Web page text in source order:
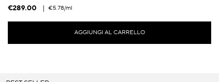
€289.00 | €5.78/ml
AGGIUNGI AL CARRELLO